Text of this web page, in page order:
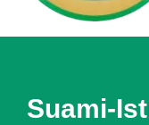
Suami-